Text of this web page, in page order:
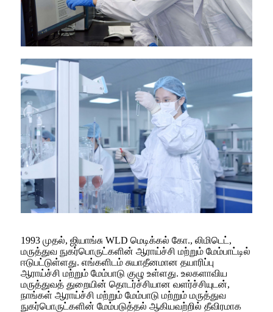
1993 முதல், ஜியாங்சு WLD மெடிக்கல் கோ., லிமிடெட்,
மருத்துவ நுகர்பொருட்களின் ஆராய்ச்சி மற்றும் மேம்பாட்டில்
ஈடுபட்டுள்ளது. எங்களிடம் சுயாதீனமான தயாரிப்பு
ஆராய்ச்சி மற்றும் மேம்பாடு குழு உள்ளது. உலகளாவிய
மருத்துவத் துறையின் தொடர்ச்சியான வளர்ச்சியுடன்,
நாங்கள் ஆராய்ச்சி மற்றும் மேம்பாடு மற்றும் மருத்துவ
நுகர்பொருட்களின் மேம்படுத்தல் ஆகியவற்றில் தீவிரமாக